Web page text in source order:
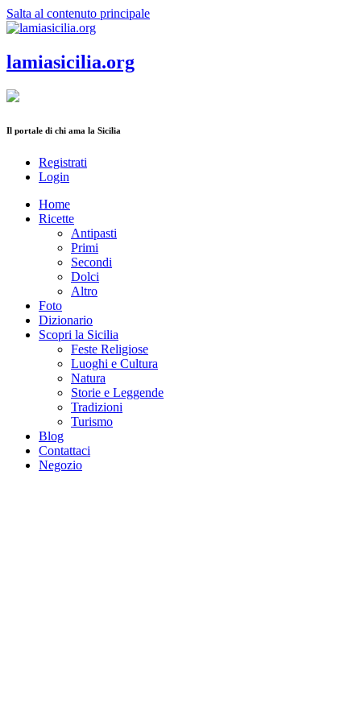
Salta al contenuto principale
lamiasicilia.org
Il portale di chi ama la Sicilia
Registrati
Login
Home
Ricette
Antipasti
Primi
Secondi
Dolci
Altro
Foto
Dizionario
Scopri la Sicilia
Feste Religiose
Luoghi e Cultura
Natura
Storie e Leggende
Tradizioni
Turismo
Blog
Contattaci
Negozio